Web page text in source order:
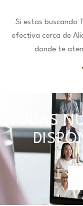
Si estas buscando
efectiva cerca de
donde te
TODAS